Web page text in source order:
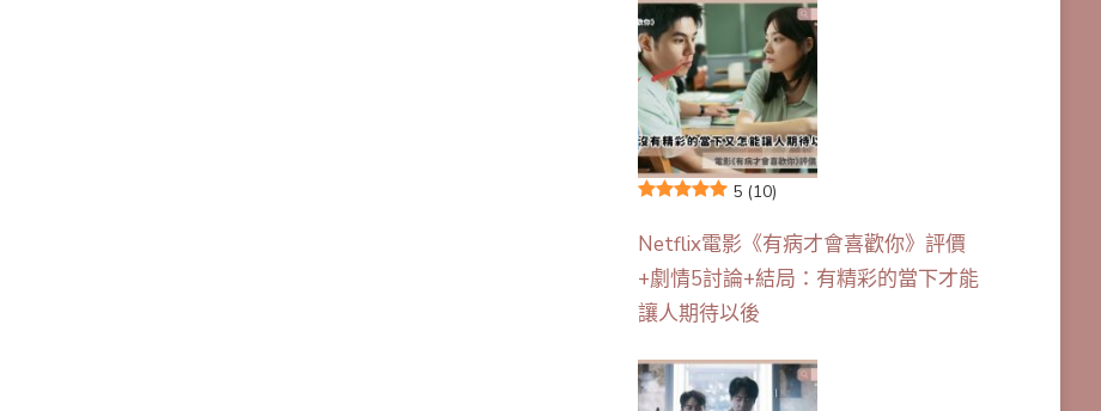
5 (10)
Netflix電影《有病才會喜歡你》評價
+劇情5討論+結局：有精彩的當下才能
讓人期待以後